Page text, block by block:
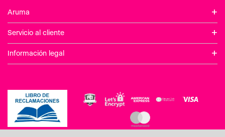
Aruma +
Servicio al cliente +
Información legal +